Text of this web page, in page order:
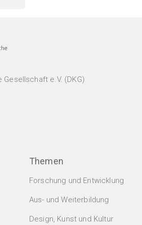
e.V. (DKG)
Themen
Forschung und Entwicklung
Aus- und Weiterbildung
Design, Kunst und Kultur